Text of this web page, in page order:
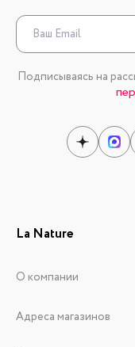
Подписываясь на
La Nature
О компании
Адреса магазинов